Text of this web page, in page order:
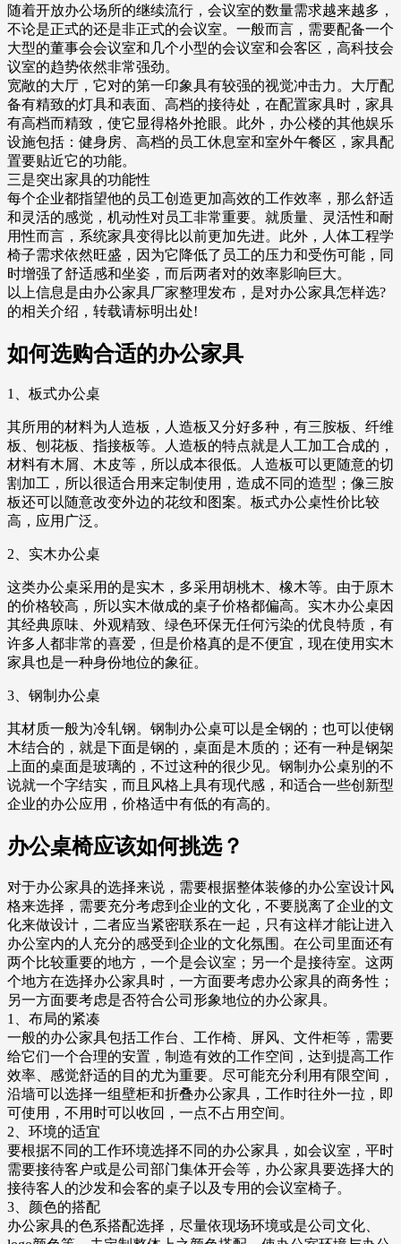
随着开放办公场所的继续流行，会议室的数量需求越来越多，
不论是正式的还是非正式的会议室。一般而言，需要配备一个
大型的董事会会议室和几个小型的会议室和会客区，高科技会
议室的趋势依然非常强劲。
宽敞的大厅，它对的第一印象具有较强的视觉冲击力。大厅配
备有精致的灯具和表面、高档的接待处，在配置家具时，家具
有高档而精致，使它显得格外抢眼。此外，办公楼的其他娱乐
设施包括：健身房、高档的员工休息室和室外午餐区，家具配
置要贴近它的功能。
三是突出家具的功能性
每个企业都指望他的员工创造更加高效的工作效率，那么舒适
和灵活的感觉，机动性对员工非常重要。就质量、灵活性和耐
用性而言，系统家具变得比以前更加先进。此外，人体工程学
椅子需求依然旺盛，因为它降低了员工的压力和受伤可能，同
时增强了舒适感和坐姿，而后两者对的效率影响巨大。
以上信息是由办公家具厂家整理发布，是对办公家具怎样选?
的相关介绍，转载请标明出处!
如何选购合适的办公家具
1、板式办公桌
其所用的材料为人造板，人造板又分好多种，有三胺板、纤维
板、刨花板、指接板等。人造板的特点就是人工加工合成的，
材料有木屑、木皮等，所以成本很低。人造板可以更随意的切
割加工，所以很适合用来定制使用，造成不同的造型；像三胺
板还可以随意改变外边的花纹和图案。板式办公桌性价比较
高，应用广泛。
2、实木办公桌
这类办公桌采用的是实木，多采用胡桃木、橡木等。由于原木
的价格较高，所以实木做成的桌子价格都偏高。实木办公桌因
其经典原味、外观精致、绿色环保无任何污染的优良特质，有
许多人都非常的喜爱，但是价格真的是不便宜，现在使用实木
家具也是一种身份地位的象征。
3、钢制办公桌
其材质一般为冷轧钢。钢制办公桌可以是全钢的；也可以使钢
木结合的，就是下面是钢的，桌面是木质的；还有一种是钢架
上面的桌面是玻璃的，不过这种的很少见。钢制办公桌别的不
说就一个字结实，而且风格上具有现代感，和适合一些创新型
企业的办公应用，价格适中有低的有高的。
办公桌椅应该如何挑选？
对于办公家具的选择来说，需要根据整体装修的办公室设计风
格来选择，需要充分考虑到企业的文化，不要脱离了企业的文
化来做设计，二者应当紧密联系在一起，只有这样才能让进入
办公室内的人充分的感受到企业的文化氛围。在公司里面还有
两个比较重要的地方，一个是会议室；另一个是接待室。这两
个地方在选择办公家具时，一方面要考虑办公家具的商务性；
另一方面要考虑是否符合公司形象地位的办公家具。
1、布局的紧凑
一般的办公家具包括工作台、工作椅、屏风、文件柜等，需要
给它们一个合理的安置，制造有效的工作空间，达到提高工作
效率、感觉舒适的目的尤为重要。尽可能充分利用有限空间，
沿墙可以选择一组壁柜和折叠办公家具，工作时往外一拉，即
可使用，不用时可以收回，一点不占用空间。
2、环境的适宜
要根据不同的工作环境选择不同的办公家具，如会议室，平时
需要接待客户或是公司部门集体开会等，办公家具要选择大的
接待客人的沙发和会客的桌子以及专用的会议室椅子。
3、颜色的搭配
办公家具的色系搭配选择，尽量依现场环境或是公司文化、